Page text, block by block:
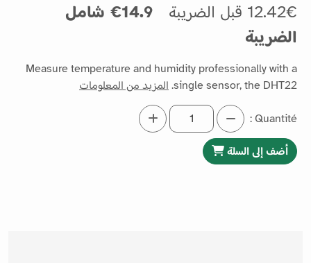
12.42€ قبل الضريبة
14.9€ شامل
الضريبة
Measure temperature and humidity professionally with a
single sensor, the DHT22. المزيد من المعلومات
Quantité :
أضف إلى السلة